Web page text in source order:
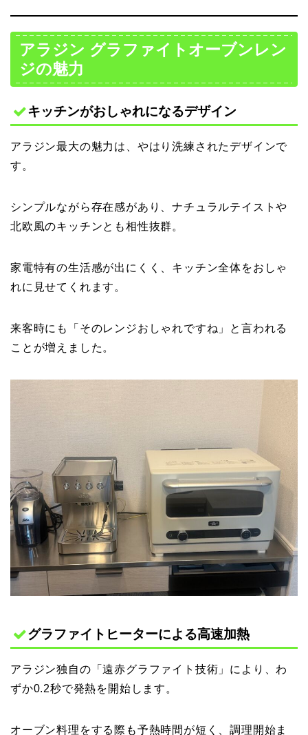
アラジン グラファイトオーブンレン
ジの魅力
キッチンがおしゃれになるデザイン
アラジン最大の魅力は、やはり洗練されたデザインで
す。
シンプルながら存在感があり、ナチュラルテイストや
北欧風のキッチンとも相性抜群。
家電特有の生活感が出にくく、キッチン全体をおしゃ
れに見せてくれます。
来客時にも「そのレンジおしゃれですね」と言われる
ことが増えました。
グラファイトヒーターによる高速加熱
アラジン独自の「遠赤グラファイト技術」により、わ
ずか0.2秒で発熱を開始します。
オーブン料理をする際も予熱時間が短く、調理開始ま